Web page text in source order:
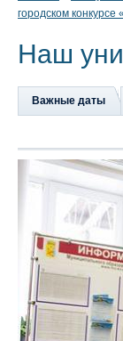
городском конкурсе
Наш
Важные даты